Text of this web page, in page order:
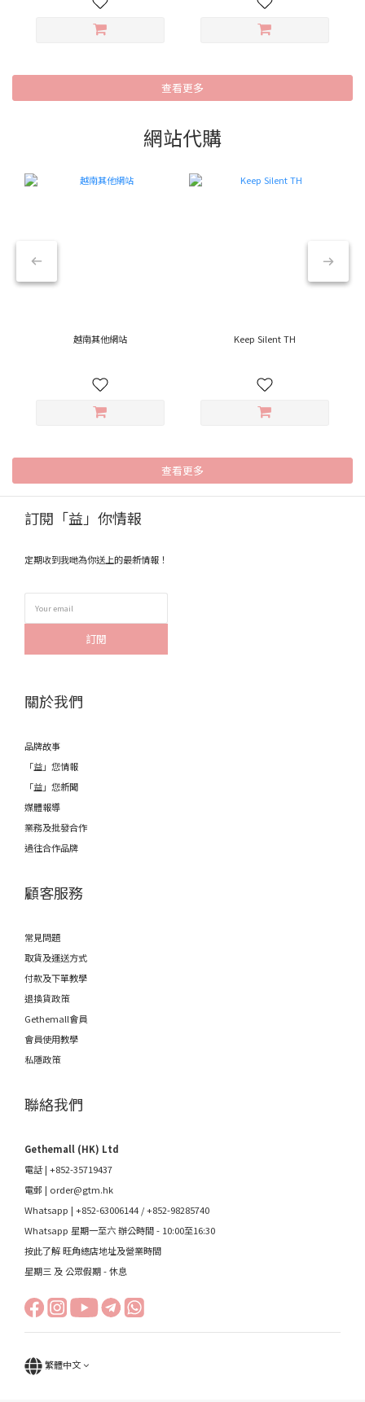
查看更多
網站代購
越南其他網站 Keep Silent TH
查看更多
訂閱「益」你情報
定期收到我哋為你送上的最新情報！
訂閱
關於我們
品牌故事
「益」您情報
「益」您新聞
媒體報導
業務及批發合作
過往合作品牌
顧客服務
常見問題
取貨及運送方式
付款及下單教學
退換貨政策
Gethemall會員
會員使用教學
私隱政策
聯絡我們
Gethemall (HK) Ltd
電話 | +852-35719437
電郵 | order@gtm.hk
Whatsapp | +852-63006144 /+852-98285740
Whatsapp 星期一至六 辦公時間 - 10:00至16:30
按此了解 旺角總店地址及營業時間
星期三 及 公眾假期 - 休息
繁體中文